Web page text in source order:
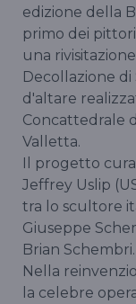
edizione della
primo dei
una
Decollazione di
d'altare
Concattedrale
Valletta.
Il progetto
Jeffrey Uslip
tra lo scultore
Giuseppe
Brian Schembri.
Nella
la celebre